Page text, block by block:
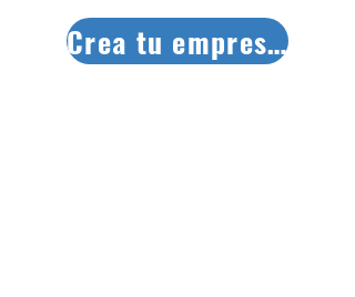
Crea tu empresa ya!